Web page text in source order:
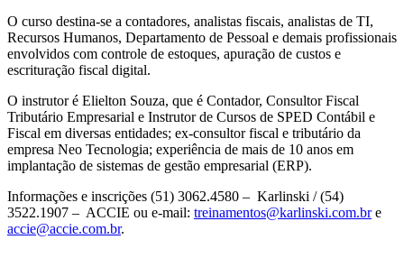
O curso destina-se a contadores, analistas fiscais, analistas de TI,
Recursos Humanos, Departamento de Pessoal e demais profissionais
envolvidos com controle de estoques, apuração de custos e
escrituração fiscal digital.
O instrutor é Elielton Souza, que é Contador, Consultor Fiscal
Tributário Empresarial e Instrutor de Cursos de SPED Contábil e
Fiscal em diversas entidades; ex-consultor fiscal e tributário da
empresa Neo Tecnologia; experiência de mais de 10 anos em
implantação de sistemas de gestão empresarial (ERP).
Informações e inscrições (51) 3062.4580 – Karlinski / (54)
3522.1907 – ACCIE ou e-mail: treinamentos@karlinski.com.bre
accie@accie.com.br.